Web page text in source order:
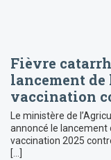
Fièvre
lancement de
vaccination
Le ministère de
annoncé le lancement
vaccination 2025
[…]